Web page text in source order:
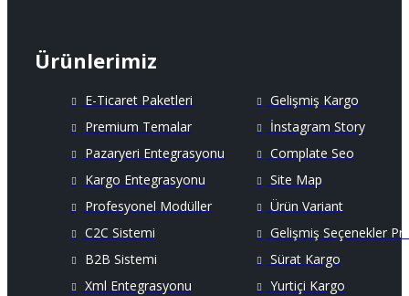
Ürünlerimiz
E-Ticaret Paketleri
Premium Temalar
Pazaryeri Entegrasyonu
Kargo Entegrasyonu
Profesyonel Modüller
C2C Sistemi
B2B Sistemi
Xml Entegrasyonu
Gelişmiş Kargo
İnstagram Story
Complate Seo
Site Map
Ürün Variant
Gelişmiş Seçenekler
Sürat Kargo
Yurtiçi Kargo